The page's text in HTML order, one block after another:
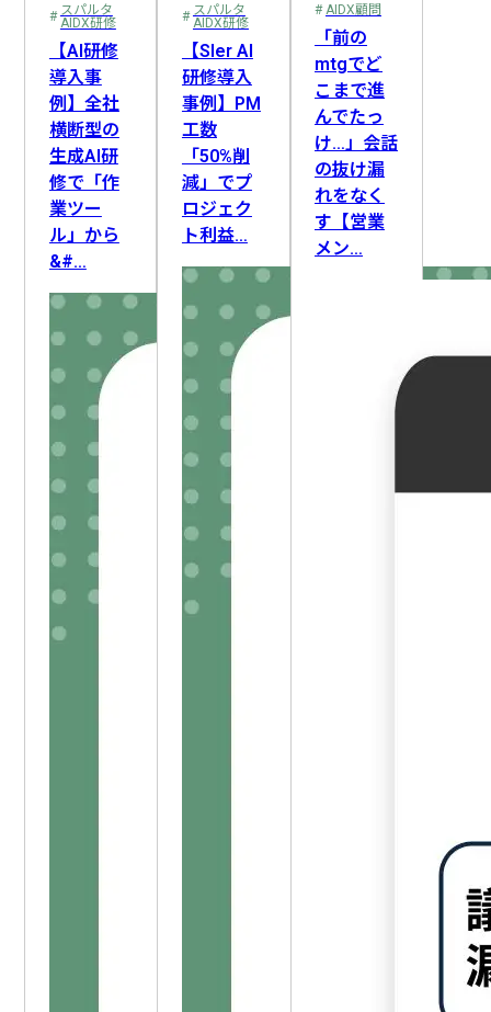
DX推進担当 管理職
カスタマーサポート 情報システム 製造・納品管理
物流・配送 歯科衛生士 歯科医師 医療従事者
訪問サービス担当 IT・コンサル
新人教育 複数店舗管理 資金管理
ヒヤリーハット検知 DX推進体制構築 後追い
請求・支払 ナレッジ管理 全社DX方針策定
広告・制作 決算・報告 属人化解消 ノウハウ継承
SNS運用 問い合わせ対応 業務効率化 方向性選定
ライティング FAQ・ナレッジ作成 要件定義
ロードマップ策定 顧客情報整理
DX推進 業務改善
採用活動 AIリテラシー向上
セキュリティ対応 組織変革
生産計画・スケジューリング 勤怠・労務
設備保全 情報収集 文書管理
データ管理 施設・備品管理
Claude Google Cloud 音声認識AI
NotebookLM 生成AI プロンプトエンジニアリング
Google Apps Script ChatGPT Gemini
Google Workspace Google Workflows
スパルタ
AIDX研修
【AI研修
導入事
例】全社
横断型の
生成AI研
修で「作
業ツー
ル」から
&#…
スパルタ
AIDX研修
【SIer AI
研修導入
事例】PM
工数
「50%削
減」でプ
ロジェク
ト利益…
AIDX顧問
「前の
mtgでど
こまで進
んでたっ
け…」会話
の抜け漏
れをなく
す【営業
メン…